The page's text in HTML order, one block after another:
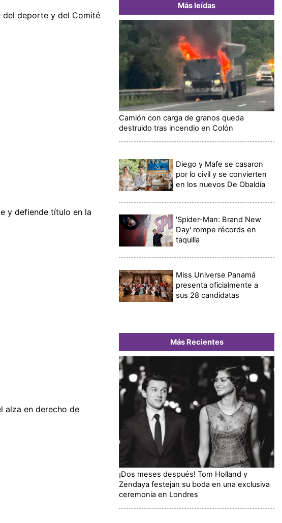
del deporte y del Comité
y defiende título en la
alza en derecho de
Más leídas
Camión con carga de granos queda
destruido tras incendio en Colón
Diego y Mafe se casaron
por lo civil y se convierten
en los nuevos De Obaldía
'Spider-Man: Brand New
Day' rompe récords en
taquilla
Miss Universe Panamá
presenta oficialmente a
sus 28 candidatas
Más Recientes
¡Dos meses después! Tom Holland y
Zendaya festejan su boda en una exclusiva
ceremonia en Londres